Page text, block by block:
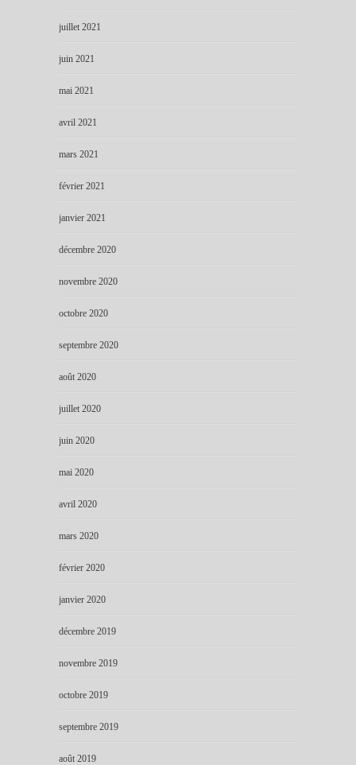
juillet 2021
juin 2021
mai 2021
avril 2021
mars 2021
février 2021
janvier 2021
décembre 2020
novembre 2020
octobre 2020
septembre 2020
août 2020
juillet 2020
juin 2020
mai 2020
avril 2020
mars 2020
février 2020
janvier 2020
décembre 2019
novembre 2019
octobre 2019
septembre 2019
août 2019